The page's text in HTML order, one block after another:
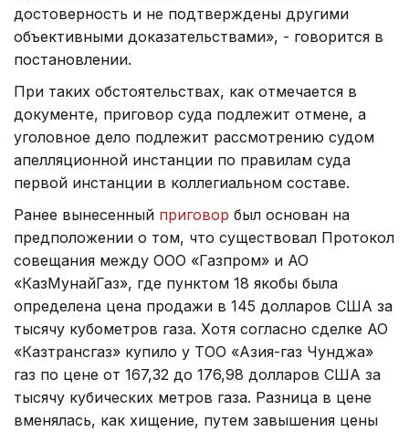
достоверность и не подтверждены другими
объективными доказательствами», - говорится в
постановлении.
При таких обстоятельствах, как отмечается в
документе, приговор суда подлежит отмене, а
уголовное дело подлежит рассмотрению судом
апелляционной инстанции по правилам суда
первой инстанции в коллегиальном составе.
Ранее вынесенный приговор был основан на
предположении о том, что существовал Протокол
совещания между ООО «Газпром» и АО
«КазМунайГаз», где пунктом 18 якобы была
определена цена продажи в 145 долларов США за
тысячу кубометров газа. Хотя согласно сделке АО
«Казтрансгаз» купило у ТОО «Азия-газ Чунджа»
газ по цене от 167,32 до 176,98 долларов США за
тысячу кубических метров газа. Разница в цене
вменялась, как хищение, путем завышения цены